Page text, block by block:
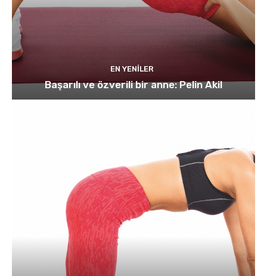
EN YENILER
Başarılı ve özverili bir anne: Pelin Akil